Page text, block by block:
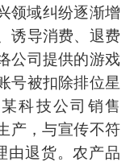
领域纠纷逐渐增
诱导消费、退费
公司提供的游戏
号被扣除排位星
科技公司销售
产，与宣传不符
由退货。农产品